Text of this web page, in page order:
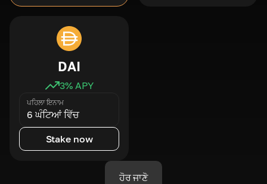
DAI
3% APY
ਪਹਿਲਾ ਇਨਾਮ
6 ਘੰਟਿਆਂ ਵਿੱਚ
Stake now
ਹੋਰ ਜਾਣੋ